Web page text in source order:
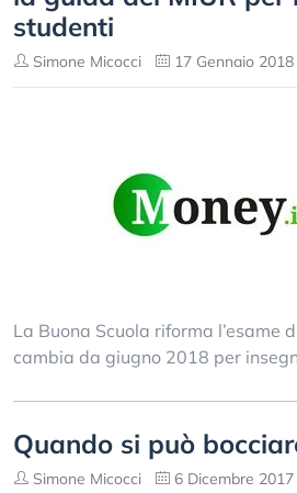
studenti
Simone Micocci 17 Gennaio
La Buona Scuola riforma l’esame
cambia da giugno 2018 per
Quando si può
Simone Micocci 6 Dicembre